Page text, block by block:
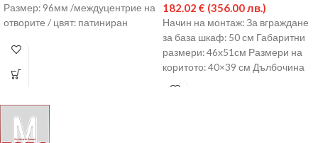
Размер: 96мм /междуцентрие на
отворите / цвят: патиниран
182.02 € (356.00 лв.)
Начин на монтаж: За вграждане
за база шкаф: 50 см Габаритни
размери: 46х51см Размери на
коритото: 40×39 см Дълбочина